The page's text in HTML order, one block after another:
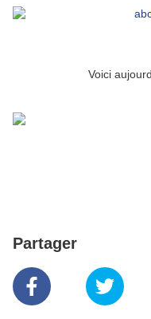
Voici
Partager